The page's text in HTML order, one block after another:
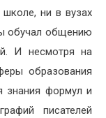
ни в вузах
обучал общению
И несмотря на
образования
знания формул и
писателей